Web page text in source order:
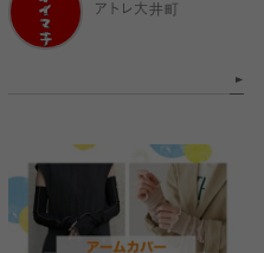
アトレ大井町